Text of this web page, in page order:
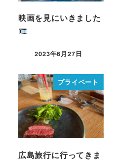
映画を見にいきました
2023年6月27日
プライベート
広島旅行に行ってきま